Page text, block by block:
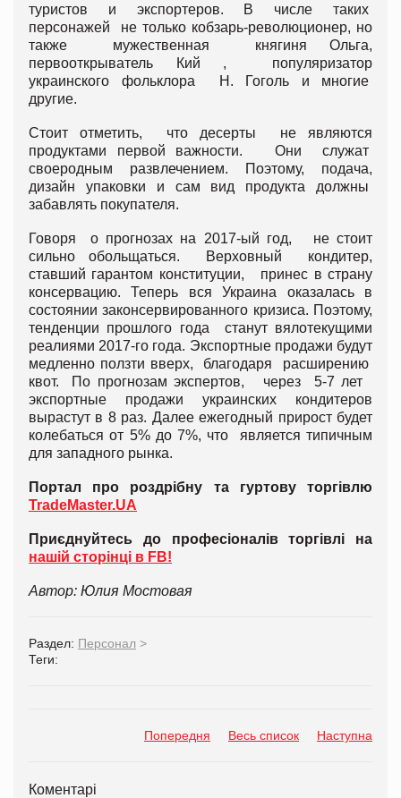
туристов и экспортеров. В числе таких
персонажей не только кобзарь-революционер, но
также мужественная княгиня Ольга,
первооткрыватель Кий , популяризатор
украинского фольклора Н. Гоголь и многие
другие.
Стоит отметить, что десерты не являются
продуктами первой важности. Они служат
своеродным развлечением. Поэтому, подача,
дизайн упаковки и сам вид продукта должны
забавлять покупателя.
Говоря о прогнозах на 2017-ый год, не стоит
сильно обольщаться. Верховный кондитер,
ставший гарантом конституции, принес в страну
консервацию. Теперь вся Украина оказалась в
состоянии законсервированного кризиса. Поэтому,
тенденции прошлого года станут вялотекущими
реалиями 2017-го года. Экспортные продажи будут
медленно ползти вверх, благодаря расширению
квот. По прогнозам экспертов, через 5-7 лет
экспортные продажи украинских кондитеров
вырастут в 8 раз. Далее ежегодный прирост будет
колебаться от 5% до 7%, что является типичным
для западного рынка.
Портал про роздрібну та гуртову торгівлю
TradeMaster.UA
Приєднуйтесь до професіоналів торгівлі на
нашій сторінці в FB!
Автор: Юлия Мостовая
Раздел: Персонал >
Теги:
Попередня Весь список Наступна
Коментарі